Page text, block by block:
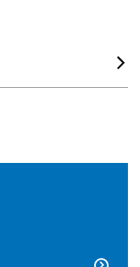

